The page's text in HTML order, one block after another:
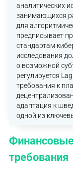
аналитических
занимающихся
для
предписывает
стандартам
исследования
о возможной
регулируется
требования к
адаптация к
одной из
требования